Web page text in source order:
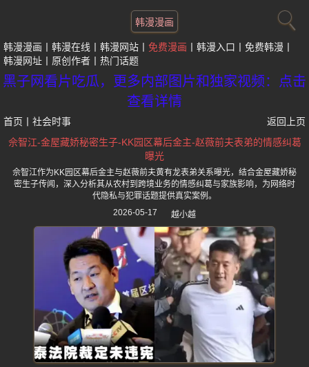
韩漫漫画
韩漫漫画 韩漫在线 韩漫网站 免费漫画 韩漫入口
免费韩漫
韩漫网址
原创作者 热门话题
黑子网看片吃瓜，更多内部图片和独家视频：点击
查看详情
首页 社会时事
返回上页
佘智江-金屋藏娇秘密生子-KK园区幕后金主-赵薇前夫表弟的情感纠葛
曝光
佘智江作为KK园区幕后金主与赵薇前夫黄有龙表弟关系曝光，结合金屋藏娇秘
密生子传闻，深入分析其从农村到跨境业务的情感纠葛与家族影响，为网络时
代隐私与犯罪话题提供真实案例。
2026-05-17
越小越